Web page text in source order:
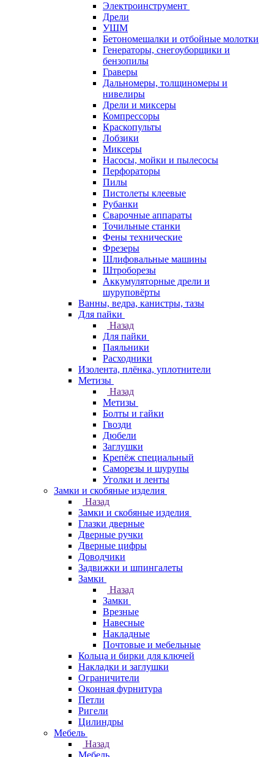
Электроинструмент
Дрели
УШМ
Бетономешалки и отбойные молотки
Генераторы, снегоуборщики и
бензопилы
Граверы
Дальномеры, толщиномеры и
нивелиры
Дрели и миксеры
Компрессоры
Краскопульты
Лобзики
Миксеры
Насосы, мойки и пылесосы
Перфораторы
Пилы
Пистолеты клеевые
Рубанки
Сварочные аппараты
Точильные станки
Фены технические
Фрезеры
Шлифовальные машины
Штроборезы
Аккумуляторные дрели и
шуруповёрты
Ванны, ведра, канистры, тазы
Для пайки
Назад
Для пайки
Паяльники
Расходники
Изолента, плёнка, уплотнители
Метизы
Назад
Метизы
Болты и гайки
Гвозди
Дюбели
Заглушки
Крепёж специальный
Саморезы и шурупы
Уголки и ленты
Замки и скобяные изделия
Назад
Замки и скобяные изделия
Глазки дверные
Дверные ручки
Дверные цифры
Доводчики
Задвижки и шпингалеты
Замки
Назад
Замки
Врезные
Навесные
Накладные
Почтовые и мебельные
Кольца и бирки для ключей
Накладки и заглушки
Ограничители
Оконная фурнитура
Петли
Ригели
Цилиндры
Мебель
Назад
Мебель